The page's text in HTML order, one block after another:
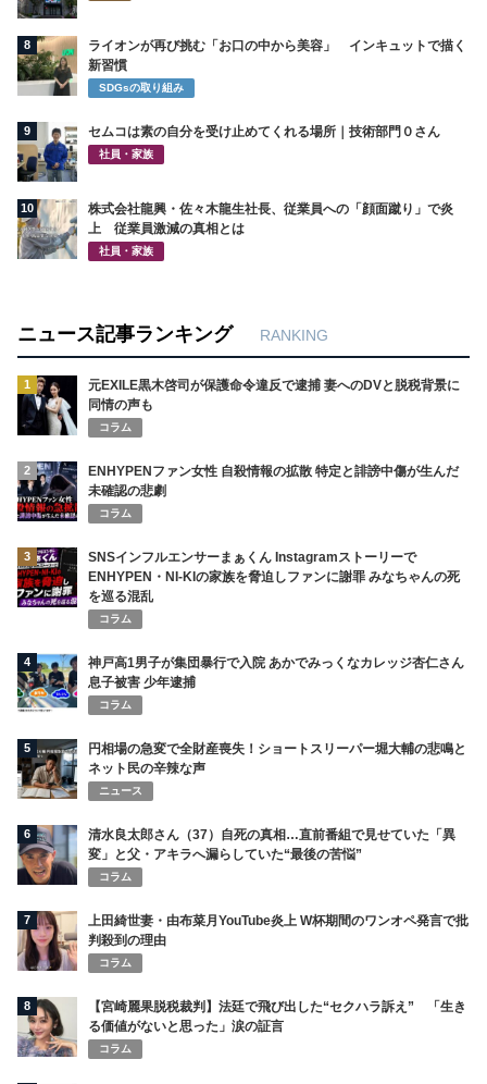
8
ライオンが再び挑む「お口の中から美容」 インキュットで描く
新習慣
SDGsの取り組み
9 セムコは素の自分を受け止めてくれる場所｜技術部門０さん
社員・家族
10
株式会社龍興・佐々木龍生社長、従業員への「顔面蹴り」で炎
上 従業員激減の真相とは
社員・家族
ニュース記事ランキング RANKING
1
元EXILE黒木啓司が保護命令違反で逮捕 妻へのDVと脱税背景に
同情の声も
コラム
2
ENHYPENファン女性 自殺情報の拡散 特定と誹謗中傷が生んだ
未確認の悲劇
コラム
3
SNSインフルエンサーまぁくん Instagramストーリーで
ENHYPEN・NI-KIの家族を脅迫しファンに謝罪 みなちゃんの死
を巡る混乱
コラム
4
神戸高1男子が集団暴行で入院 あかでみっくなカレッジ杏仁さん
息子被害 少年逮捕
コラム
5
円相場の急変で全財産喪失！ショートスリーパー堀大輔の悲鳴と
ネット民の辛辣な声
ニュース
6
清水良太郎さん（37）自死の真相…直前番組で見せていた「異
変」と父・アキラへ漏らしていた“最後の苦悩”
コラム
7
上田綺世妻・由布菜月YouTube炎上 W杯期間のワンオペ発言で批
判殺到の理由
コラム
8
【宮崎麗果脱税裁判】法廷で飛び出した“セクハラ訴え” 「生き
る価値がないと思った」涙の証言
コラム